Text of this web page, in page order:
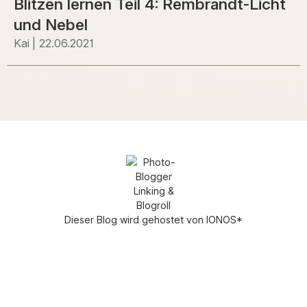
und Nebel
Kai 22.06.2021
Dieser Blog wird gehostet von IONOS*